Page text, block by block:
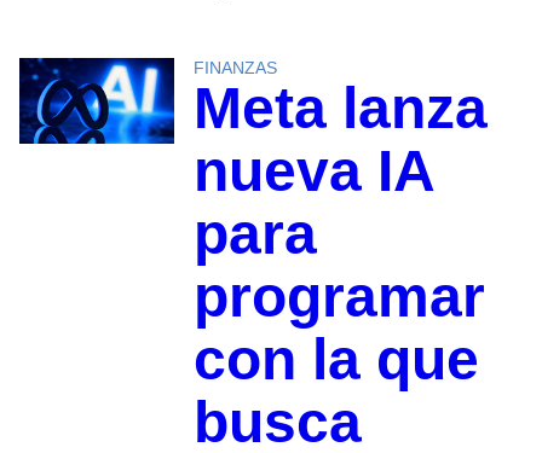
FINANZAS
Meta lanza
nueva IA
para
programar
con la que
busca